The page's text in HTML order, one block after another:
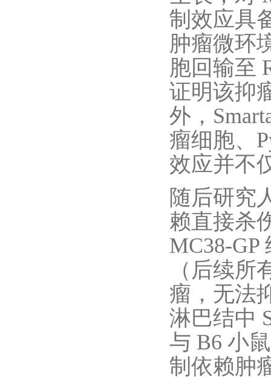
制效应具
肿瘤微环
胞回输至
证明该抑
外，
瘤细胞、
效应并不
随后研究
赖直接杀
MC38-GP
（后续所
瘤，无法
淋巴结中
与 B6 小
制依赖肿